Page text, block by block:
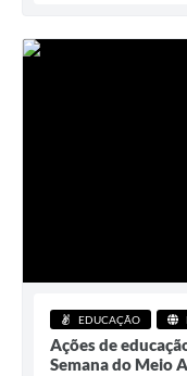
EDUCAÇÃO
Ações de
Semana do Meio